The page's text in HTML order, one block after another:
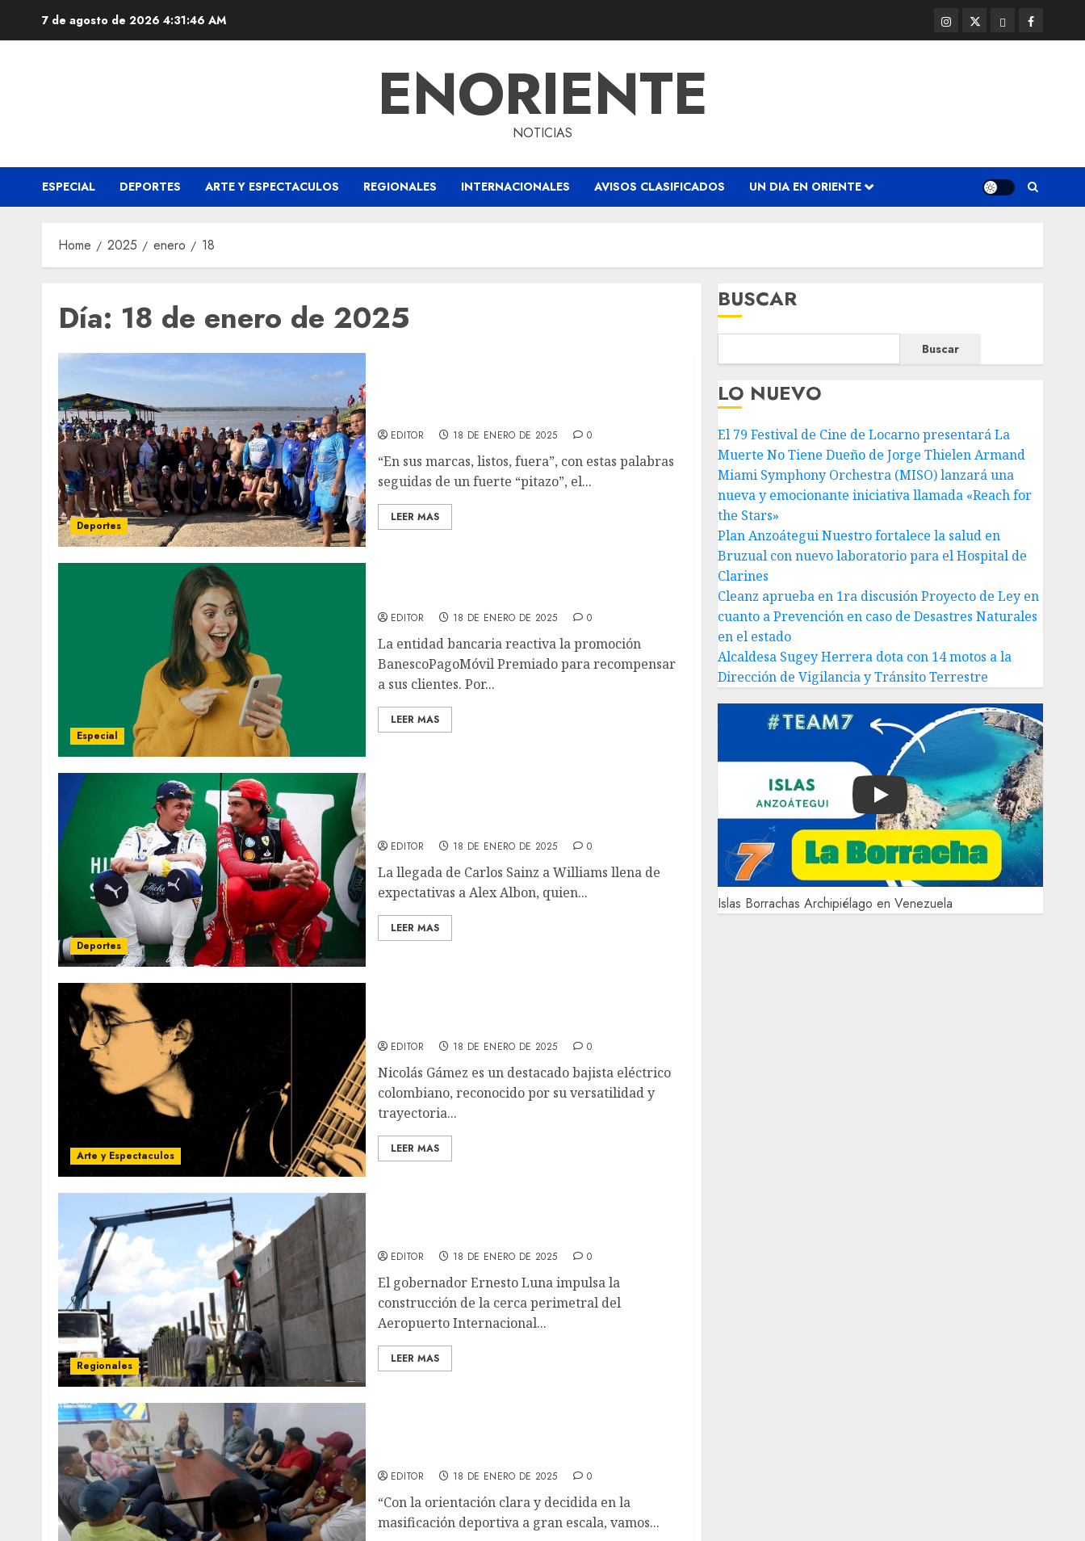
7 de agosto de 2026 4:31:47 AM
Instagram
@EnOriente
Twitter
(X)
ThreadsFacebook
ENORIENTE
NOTICIAS
ESPECIAL DEPORTES ARTE Y ESPECTACULOS REGIONALES INTERNACIONALES AVISOS CLASIFICADOS UN DIA EN ORIENTE
Home 2025 enero 18
Día: 18 de enero de 2025
Deportes
EDITOR 18 DE ENERO DE 2025 0
“En sus marcas, listos, fuera”, con estas palabras
seguidas de un fuerte “pitazo”, el...
LEER MAS
Especial
EDITOR 18 DE ENERO DE 2025 0
La entidad bancaria reactiva la promoción
BanescoPagoMóvil Premiado para recompensar
a sus clientes. Por...
LEER MAS
Deportes
EDITOR 18 DE ENERO DE 2025 0
La llegada de Carlos Sainz a Williams llena de
expectativas a Alex Albon, quien...
LEER MAS
Arte y Espectaculos
EDITOR 18 DE ENERO DE 2025 0
Nicolás Gámez es un destacado bajista eléctrico
colombiano, reconocido por su versatilidad y
trayectoria...
LEER MAS
Regionales
EDITOR 18 DE ENERO DE 2025 0
El gobernador Ernesto Luna impulsa la
construcción de la cerca perimetral del
Aeropuerto Internacional...
LEER MAS
EDITOR 18 DE ENERO DE 2025 0
“Con la orientación clara y decidida en la
masificación deportiva a gran escala, vamos...
BUSCAR
Buscar
LO NUEVO
El 79 Festival de Cine de Locarno presentará La
Muerte No Tiene Dueño de Jorge Thielen Armand
Miami Symphony Orchestra (MISO) lanzará una
nueva y emocionante iniciativa llamada «Reach for
the Stars»
Plan Anzoátegui Nuestro fortalece la salud en
Bruzual con nuevo laboratorio para el Hospital de
Clarines
Cleanz aprueba en 1ra discusión Proyecto de Ley en
cuanto a Prevención en caso de Desastres Naturales
en el estado
Alcaldesa Sugey Herrera dota con 14 motos a la
Dirección de Vigilancia y Tránsito Terrestre
Play
Islas Borrachas Archipiélago en Venezuela